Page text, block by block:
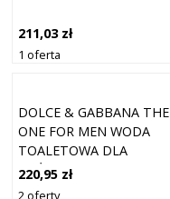
211,03 zł
1 oferta
DOLCE & GABBANA THE
ONE FOR MEN WODA
TOALETOWA DLA
MĘŻCZYZN 150 ML
220,95 zł
2 oferty